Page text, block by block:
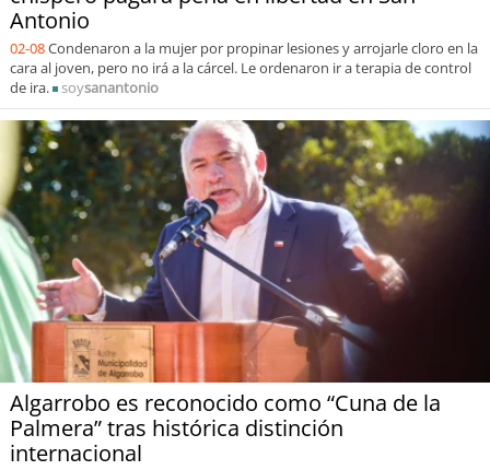
Antonio
02-08Condenaron a la mujer por propinar lesiones y arrojarle cloro en la
cara al joven, pero no irá a la cárcel. Le ordenaron ir a terapia de control
de ira.
soysanantonio
Algarrobo es reconocido como “Cuna de la
Palmera” tras histórica distinción
internacional